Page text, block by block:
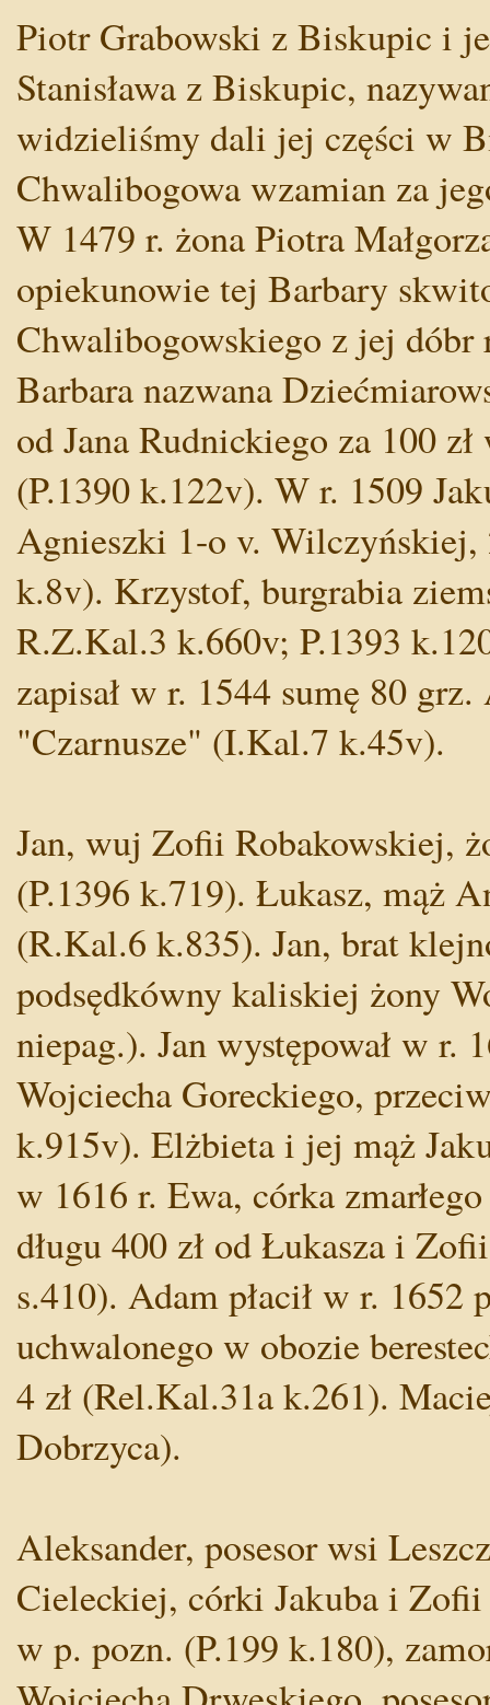
Piotr Grabowski z Biskupic i
Stanisława z Biskupic,
widzieliśmy dali jej części w
Chwalibogowa wzamian za
W 1479 r. żona Piotra
opiekunowie tej Barbary
Chwalibogowskiego z jej
Barbara nazwana
od Jana Rudnickiego za 100
(P.1390 k.122v). W r. 1509
Agnieszki 1-o v.
k.8v). Krzystof, burgrabia
R.Z.Kal.3 k.660v; P.1393
zapisał w r. 1544 sumę 80
"Czarnusze" (I.Kal.7 k.45v).
Jan, wuj Zofii Robakowskiej,
(P.1396 k.719). Łukasz, mąż
(R.Kal.6 k.835). Jan, brat
podsędkówny kaliskiej żony
niepag.). Jan występował w r.
Wojciecha Goreckiego,
k.915v). Elżbieta i jej mąż
w 1616 r. Ewa, córka
długu 400 zł od Łukasza i
s.410). Adam płacił w r. 1652
uchwalonego w obozie
4 zł (Rel.Kal.31a k.261).
Dobrzyca).
Aleksander, posesor wsi
Cieleckiej, córki Jakuba i
w p. pozn. (P.199 k.180),